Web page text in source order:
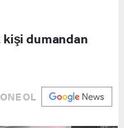
kişi dumandan
OL